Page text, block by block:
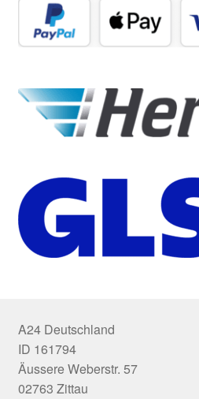
A24 Deutschland
ID 161794
Äussere Weberstr. 57
02763 Zittau